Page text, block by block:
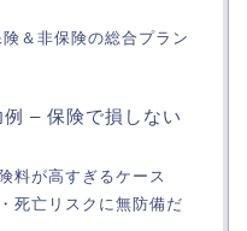
＆非保険の総合プラン
– 保険で損しない
料が高すぎるケース
死亡リスクに無防備だ